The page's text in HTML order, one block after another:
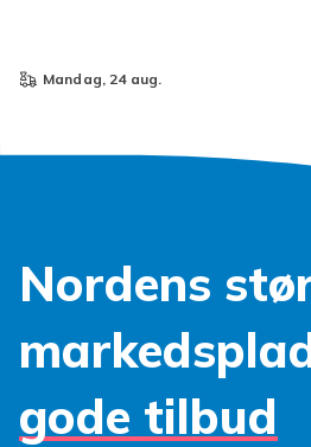
mandag, 24 aug.
Nordens
gode tilbud